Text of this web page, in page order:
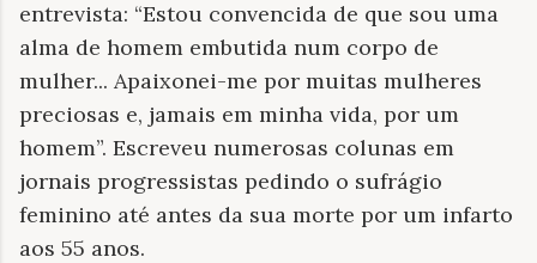
entrevista: “Estou convencida de que sou uma
alma de homem embutida num corpo de
mulher... Apaixonei-me por muitas mulheres
preciosas e, jamais em minha vida, por um
homem”. Escreveu numerosas colunas em
jornais progressistas pedindo o sufrágio
feminino até antes da sua morte por um infarto
aos 55 anos.